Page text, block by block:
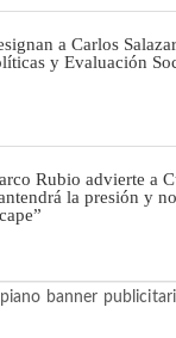
a Carlos
y Evaluación
Rubio advierte a
la presión y